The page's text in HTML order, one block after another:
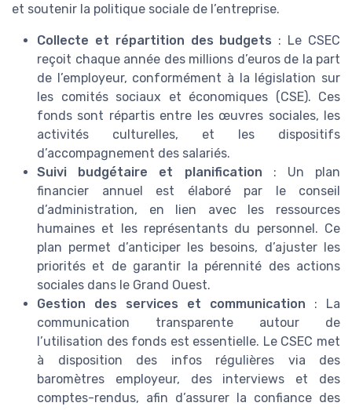
et soutenir la politique sociale de l’entreprise.
Collecte et répartition des budgets : Le CSEC
reçoit chaque année des millions d’euros de la part
de l’employeur, conformément à la législation sur
les comités sociaux et économiques (CSE). Ces
fonds sont répartis entre les œuvres sociales, les
activités culturelles, et les dispositifs
d’accompagnement des salariés.
Suivi budgétaire et planification : Un plan
financier annuel est élaboré par le conseil
d’administration, en lien avec les ressources
humaines et les représentants du personnel. Ce
plan permet d’anticiper les besoins, d’ajuster les
priorités et de garantir la pérennité des actions
sociales dans le Grand Ouest.
Gestion des services et communication : La
communication transparente autour de
l’utilisation des fonds est essentielle. Le CSEC met
à disposition des infos régulières via des
baromètres employeur, des interviews et des
comptes-rendus, afin d’assurer la confiance des